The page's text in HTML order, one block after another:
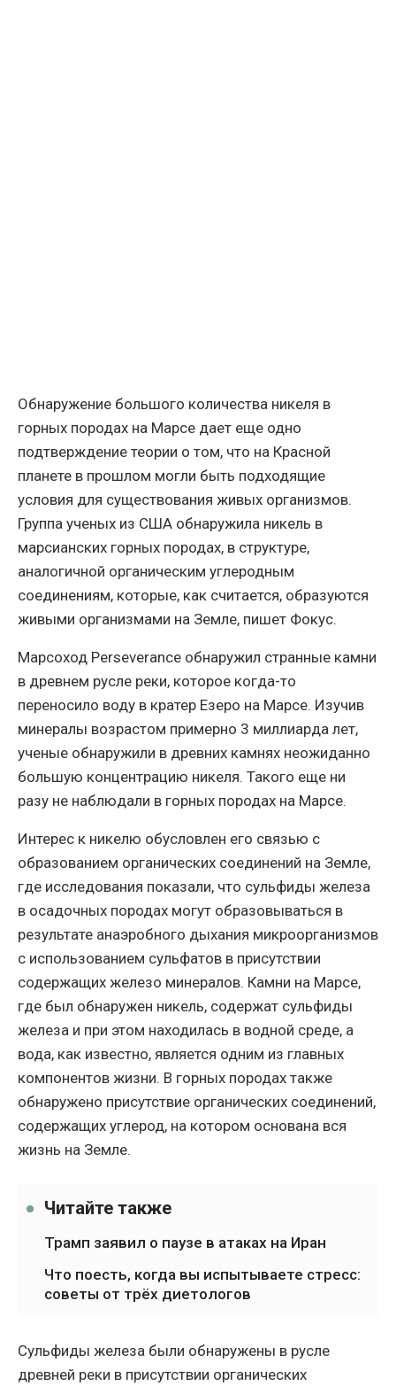
Обнаружение большого количества никеля в
горных породах на Марсе дает еще одно
подтверждение теории о том, что на Красной
планете в прошлом могли быть подходящие
условия для существования живых организмов.
Группа ученых из США обнаружила никель в
марсианских горных породах, в структуре,
аналогичной органическим углеродным
соединениям, которые, как считается, образуются
живыми организмами на Земле, пишет Фокус.
Марсоход Perseverance обнаружил странные камни
в древнем русле реки, которое когда-то
переносило воду в кратер Езеро на Марсе. Изучив
минералы возрастом примерно 3 миллиарда лет,
ученые обнаружили в древних камнях неожиданно
большую концентрацию никеля. Такого еще ни
разу не наблюдали в горных породах на Марсе.
Интерес к никелю обусловлен его связью с
образованием органических соединений на Земле,
где исследования показали, что сульфиды железа
в осадочных породах могут образовываться в
результате анаэробного дыхания микроорганизмов
с использованием сульфатов в присутствии
содержащих железо минералов. Камни на Марсе,
где был обнаружен никель, содержат сульфиды
железа и при этом находилась в водной среде, а
вода, как известно, является одним из главных
компонентов жизни. В горных породах также
обнаружено присутствие органических соединений,
содержащих углерод, на котором основана вся
жизнь на Земле.
Читайте также
Трамп заявил о паузе в атаках на Иран
Что поесть, когда вы испытываете стресс:
советы от трёх диетологов
Сульфиды железа были обнаружены в русле
древней реки в присутствии органических